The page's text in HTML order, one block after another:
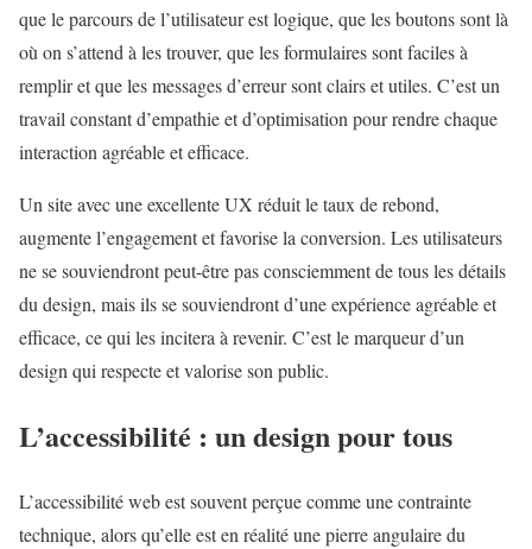
que le parcours de l’utilisateur est logique, que les boutons sont là
où on s’attend à les trouver, que les formulaires sont faciles à
remplir et que les messages d’erreur sont clairs et utiles. C’est un
travail constant d’empathie et d’optimisation pour rendre chaque
interaction agréable et efficace.
Un site avec une excellente UX réduit le taux de rebond,
augmente l’engagement et favorise la conversion. Les utilisateurs
ne se souviendront peut-être pas consciemment de tous les détails
du design, mais ils se souviendront d’une expérience agréable et
efficace, ce qui les incitera à revenir. C’est le marqueur d’un
design qui respecte et valorise son public.
L’accessibilité : un design pour tous
L’accessibilité web est souvent perçue comme une contrainte
technique, alors qu’elle est en réalité une pierre angulaire du